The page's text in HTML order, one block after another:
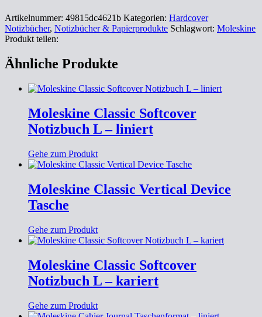
Artikelnummer: 49815dc4621b Kategorien: Hardcover
Notizbücher, Notizbücher & Papierprodukte Schlagwort: Moleskine
Produkt teilen:
Ähnliche Produkte
Moleskine Classic Softcover
Notizbuch L – liniert
Gehe zum Produkt
Moleskine Classic Vertical Device
Tasche
Gehe zum Produkt
Moleskine Classic Softcover
Notizbuch L – kariert
Gehe zum Produkt